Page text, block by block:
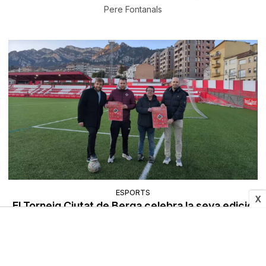
X
Pere Fontanals
ESPORTS
El Torneig Ciutat de Berga celebra la seva edició